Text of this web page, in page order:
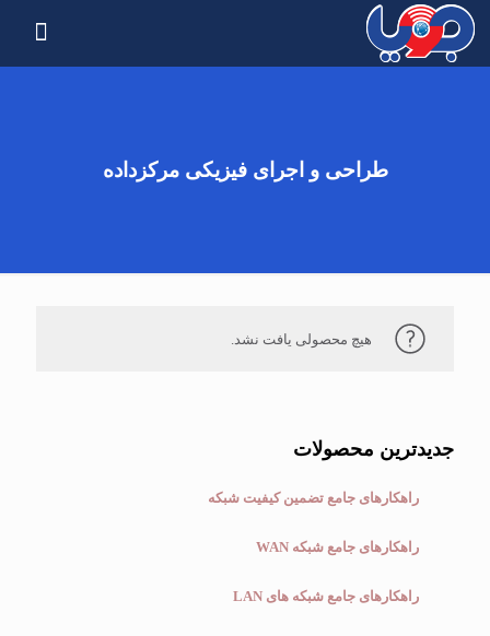
طراحی و اجرای فیزیکی مرکزداده
هیچ محصولی یافت نشد.
جدیدترین محصولات
راهکارهای جامع تضمین کیفیت شبکه
راهکارهای جامع شبکه WAN
راهکارهای جامع شبکه های LAN